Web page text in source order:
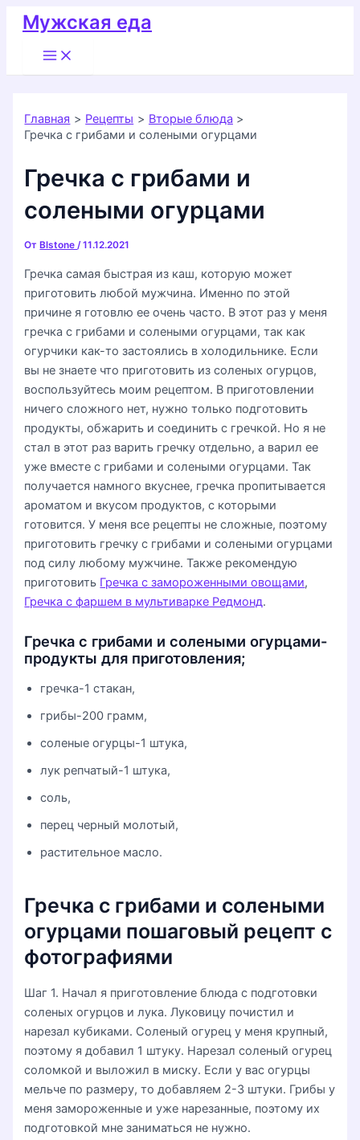
Перейти
содержимому
Мужская еда
Main
Menu
Главная Рецепты
Вторые блюда
Гречка с грибами и солеными огурцами
Гречка с грибами и
солеными огурцами
От Blstone/11.12.2021
Гречка самая быстрая из каш, которую может
приготовить любой мужчина. Именно по этой
причине я готовлю ее очень часто. В этот раз у меня
гречка с грибами и солеными огурцами, так как
огурчики как-то застоялись в холодильнике. Если
вы не знаете что приготовить из соленых огурцов,
воспользуйтесь моим рецептом. В приготовлении
ничего сложного нет, нужно только подготовить
продукты, обжарить и соединить с гречкой. Но я не
стал в этот раз варить гречку отдельно, а варил ее
уже вместе с грибами и солеными огурцами. Так
получается намного вкуснее, гречка пропитывается
ароматом и вкусом продуктов, с которыми
готовится. У меня все рецепты не сложные, поэтому
приготовить гречку с грибами и солеными огурцами
под силу любому мужчине. Также рекомендую
приготовить Гречка с замороженными овощами,
Гречка с фаршем в мультиварке Редмонд.
Гречка с грибами и солеными огурцами-
продукты для приготовления;
гречка-1 стакан,
грибы-200 грамм,
соленые огурцы-1 штука,
лук репчатый-1 штука,
соль,
перец черный молотый,
растительное масло.
Гречка с грибами и солеными
огурцами пошаговый рецепт с
фотографиями
Шаг 1. Начал я приготовление блюда с подготовки
соленых огурцов и лука. Луковицу почистил и
нарезал кубиками. Соленый огурец у меня крупный,
поэтому я добавил 1 штуку. Нарезал соленый огурец
соломкой и выложил в миску. Если у вас огурцы
мельче по размеру, то добавляем 2-3 штуки. Грибы у
меня замороженные и уже нарезанные, поэтому их
подготовкой мне заниматься не нужно.